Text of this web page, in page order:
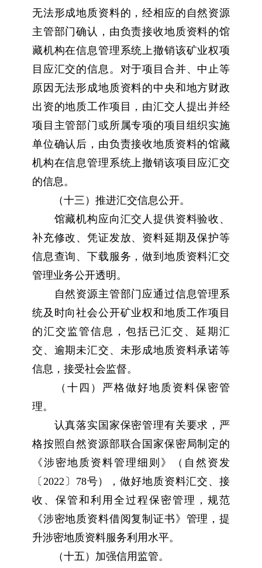
无法形成地质资料的，经相应的自然资源
主管部门确认，由负责接收地质资料的馆
藏机构在信息管理系统上撤销该矿业权项
目应汇交的信息。对于项目合并、中止等
原因无法形成地质资料的中央和地方财政
出资的地质工作项目，由汇交人提出并经
项目主管部门或所属专项的项目组织实施
单位确认后，由负责接收地质资料的馆藏
机构在信息管理系统上撤销该项目应汇交
的信息。
（十三）推进汇交信息公开。
馆藏机构应向汇交人提供资料验收、
补充修改、凭证发放、资料延期及保护等
信息查询、下载服务，做到地质资料汇交
管理业务公开透明。
自然资源主管部门应通过信息管理系
统及时向社会公开矿业权和地质工作项目
的汇交监管信息，包括已汇交、延期汇
交、逾期未汇交、未形成地质资料承诺等
信息，接受社会监督。
（十四）严格做好地质资料保密管
理。
认真落实国家保密管理有关要求，严
格按照自然资源部联合国家保密局制定的
《涉密地质资料管理细则》（自然资发
〔2022〕78号），做好地质资料汇交、接
收、保管和利用全过程保密管理，规范
《涉密地质资料借阅复制证书》管理，提
升涉密地质资料服务利用水平。
（十五）加强信用监管。